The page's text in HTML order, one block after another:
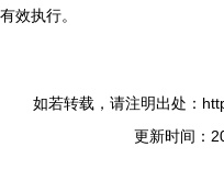
有效执行。
如若转载，请注明出处：
更新时间：